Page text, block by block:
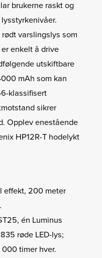
brukerne raskt og
varslingslys som
enkelt å drive
utskiftbare
mAh som kan
klassifisert
sikrer
Opplev enestående
​​HP12R-T hodelykt
effekt, 200 meter
én Luminus
røde LED-lys;
timer hver.